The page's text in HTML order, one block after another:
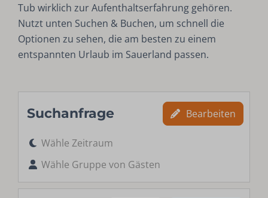
Tub wirklich zur Aufenthaltserfahrung gehören.
Nutzt unten Suchen & Buchen, um schnell die
Optionen zu sehen, die am besten zu einem
entspannten Urlaub im Sauerland passen.
Suchanfrage Bearbeiten
Wähle Zeitraum
Wähle Gruppe von Gästen